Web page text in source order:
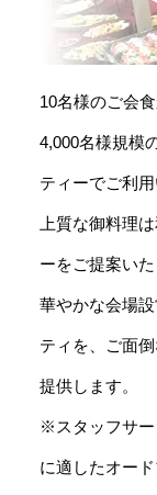
10名様のご会
4,000名様規模
ティーでご利
上質な御料理
ーをご提案い
華やかな会場
ティを、ご面
提供します。
※スタッフサー
に適したオー